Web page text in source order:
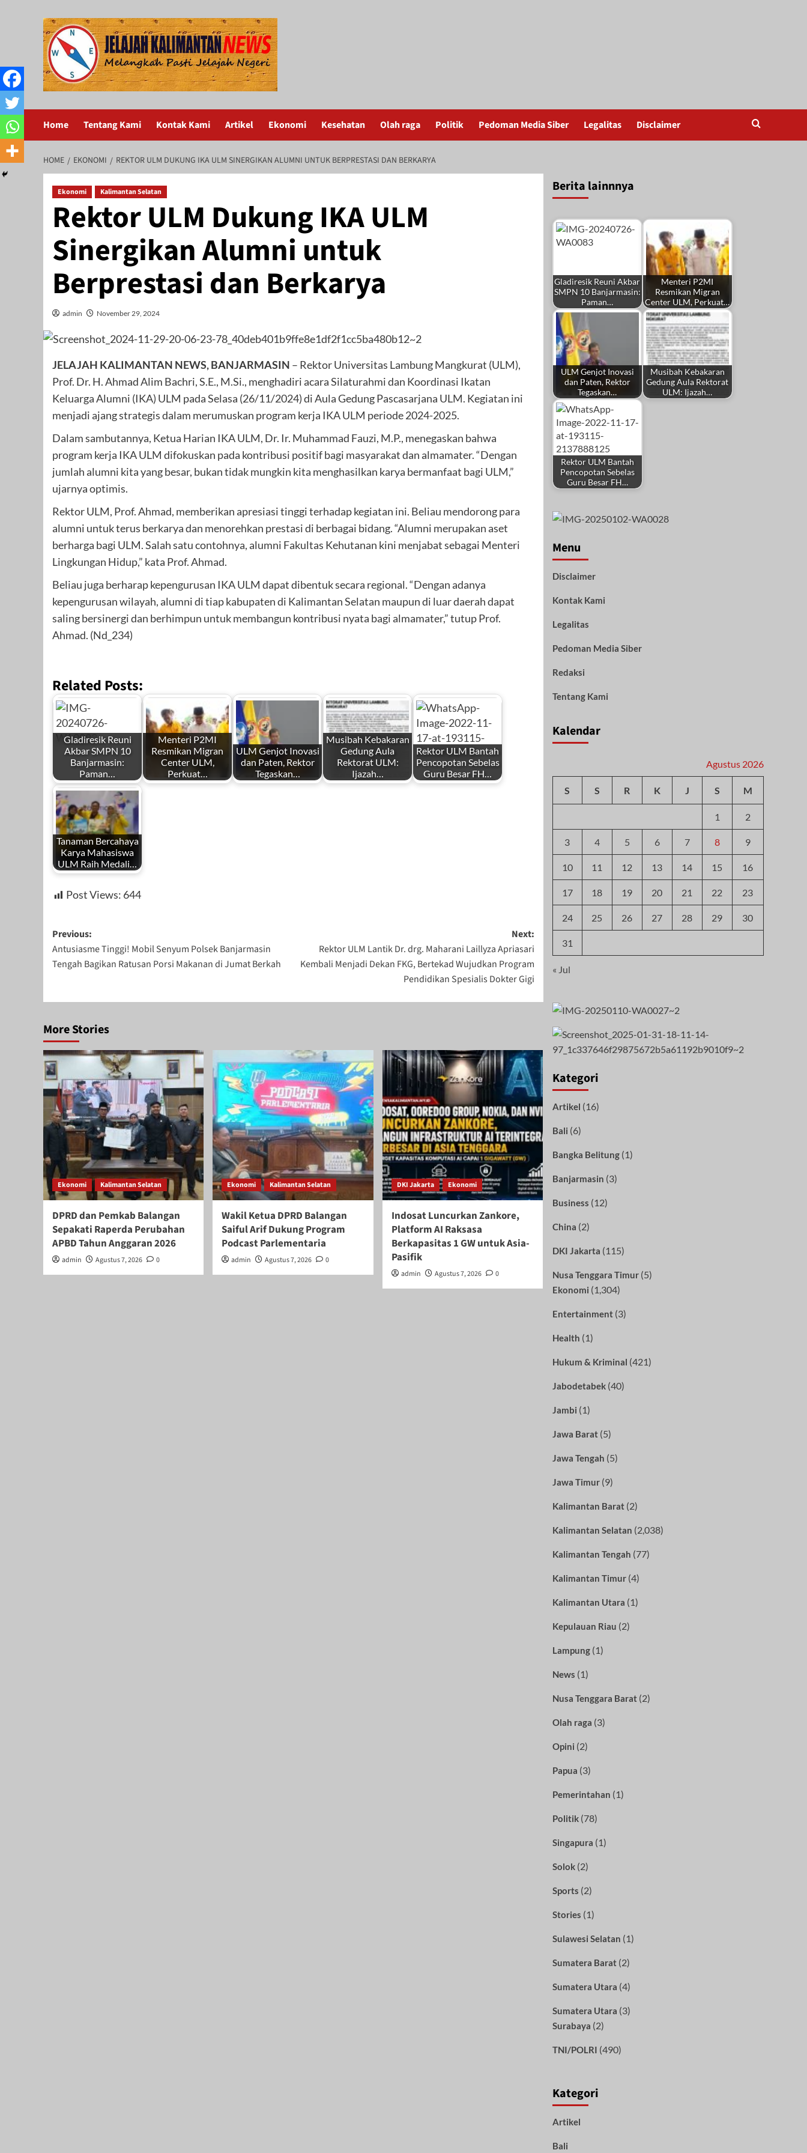
Home Tentang Kami Kontak Kami Artikel Ekonomi Kesehatan Olah raga Politik Pedoman Media Siber Legalitas Disclaimer
HOME EKONOMI REKTOR ULM DUKUNG IKA ULM SINERGIKAN ALUMNI UNTUK BERPRESTASI DAN BERKARYA
Ekonomi Kalimantan Selatan
Rektor ULM Dukung IKA ULM
Sinergikan Alumni untuk
Berprestasi dan Berkarya
admin November 29, 2024
JELAJAH KALIMANTAN NEWS, BANJARMASIN – Rektor Universitas Lambung Mangkurat (ULM),
Prof. Dr. H. Ahmad Alim Bachri, S.E., M.Si., menghadiri acara Silaturahmi dan Koordinasi Ikatan
Keluarga Alumni (IKA) ULM pada Selasa (26/11/2024) di Aula Gedung Pascasarjana ULM. Kegiatan ini
menjadi ajang strategis dalam merumuskan program kerja IKA ULM periode 2024-2025.
Dalam sambutannya, Ketua Harian IKA ULM, Dr. Ir. Muhammad Fauzi, M.P., menegaskan bahwa
program kerja IKA ULM difokuskan pada kontribusi positif bagi masyarakat dan almamater. “Dengan
jumlah alumni kita yang besar, bukan tidak mungkin kita menghasilkan karya bermanfaat bagi ULM,”
ujarnya optimis.
Rektor ULM, Prof. Ahmad, memberikan apresiasi tinggi terhadap kegiatan ini. Beliau mendorong para
alumni untuk terus berkarya dan menorehkan prestasi di berbagai bidang. “Alumni merupakan aset
berharga bagi ULM. Salah satu contohnya, alumni Fakultas Kehutanan kini menjabat sebagai Menteri
Lingkungan Hidup,” kata Prof. Ahmad.
Beliau juga berharap kepengurusan IKA ULM dapat dibentuk secara regional. “Dengan adanya
kepengurusan wilayah, alumni di tiap kabupaten di Kalimantan Selatan maupun di luar daerah dapat
saling bersinergi dan berhimpun untuk membangun kontribusi nyata bagi almamater,” tutup Prof.
Ahmad. (Nd_234)
Related Posts:
Gladiresik Reuni
Akbar SMPN 10
Banjarmasin:
Paman…
Menteri P2MI
Resmikan Migran
Center ULM,
Perkuat…
ULM Genjot Inovasi
dan Paten, Rektor
Tegaskan…
Musibah Kebakaran
Gedung Aula
Rektorat ULM:
Ijazah…
Rektor ULM Bantah
Pencopotan Sebelas
Guru Besar FH…
Tanaman Bercahaya
Karya Mahasiswa
ULM Raih Medali…
Post Views: 644
Post
navigation
Previous:
Antusiasme Tinggi! Mobil Senyum Polsek Banjarmasin
Tengah Bagikan Ratusan Porsi Makanan di Jumat Berkah
Next:
Rektor ULM Lantik Dr. drg. Maharani Laillyza Apriasari
Kembali Menjadi Dekan FKG, Bertekad Wujudkan Program
Pendidikan Spesialis Dokter Gigi
More Stories
Ekonomi Kalimantan Selatan
DPRD dan Pemkab Balangan
Sepakati Raperda Perubahan
APBD Tahun Anggaran 2026
admin Agustus 7, 2026 0
Ekonomi Kalimantan Selatan
Wakil Ketua DPRD Balangan
Saiful Arif Dukung Program
Podcast Parlementaria
admin Agustus 7, 2026 0
DKI Jakarta Ekonomi
Indosat Luncurkan Zankore,
Platform AI Raksasa
Berkapasitas 1 GW untuk Asia-
Pasifik
admin Agustus 7, 2026 0
Berita lainnnya
Gladiresik Reuni Akbar
SMPN 10 Banjarmasin:
Paman…
Menteri P2MI
Resmikan Migran
Center ULM, Perkuat…
ULM Genjot Inovasi
dan Paten, Rektor
Tegaskan…
Musibah Kebakaran
Gedung Aula Rektorat
ULM: Ijazah…
Rektor ULM Bantah
Pencopotan Sebelas
Guru Besar FH…
Menu
Disclaimer
Kontak Kami
Legalitas
Pedoman Media Siber
Redaksi
Tentang Kami
Kalendar
Agustus 2026
S S R K J S M
1 2
3 4 5 6 7 8 9
10 11 12 13 14 15 16
17 18 19 20 21 22 23
24 25 26 27 28 29 30
31
« Jul
Kategori
Artikel (16)
Bali (6)
Bangka Belitung(1)
Banjarmasin (3)
Business (12)
China (2)
DKI Jakarta (115)
Nusa Tenggara Timur(5)
Ekonomi (1,304)
Entertainment(3)
Health (1)
Hukum & Kriminal (421)
Jabodetabek(40)
Jambi (1)
Jawa Barat(5)
Jawa Tengah (5)
Jawa Timur(9)
Kalimantan Barat(2)
Kalimantan Selatan (2,038)
Kalimantan Tengah (77)
Kalimantan Timur(4)
Kalimantan Utara (1)
Kepulauan Riau (2)
Lampung(1)
News (1)
Nusa Tenggara Barat(2)
Olah raga (3)
Opini (2)
Papua (3)
Pemerintahan (1)
Politik(78)
Singapura (1)
Solok(2)
Sports (2)
Stories (1)
Sulawesi Selatan (1)
Sumatera Barat(2)
Sumatera Utara (4)
Sumatera Utara (3)
Surabaya (2)
TNI/POLRI (490)
Kategori
Artikel
Bali